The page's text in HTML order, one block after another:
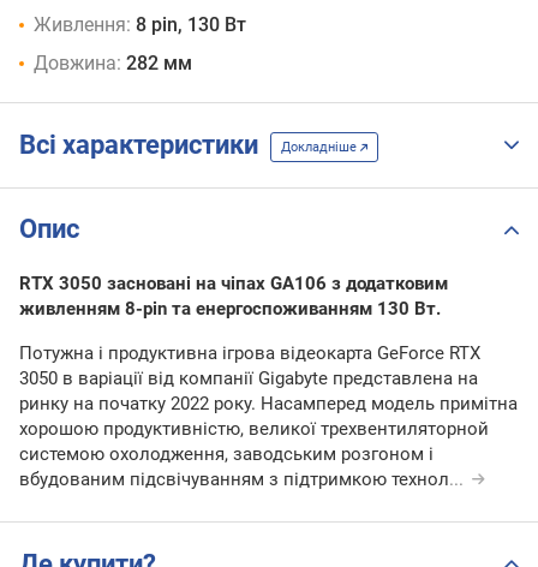
Живлення: 8 pin, 130 Вт
Довжина: 282 мм
Всі характеристики Докладніше
Опис
RTX 3050 засновані на чіпах GA106 з додатковим
живленням 8-pin та енергоспоживанням 130 Вт.
Потужна і продуктивна ігрова відеокарта GeForce RTX
3050 в варіації від компанії Gigabyte представлена на
ринку на початку 2022 року. Насамперед модель примітна
хорошою продуктивністю, великої трехвентиляторной
системою охолодження, заводським розгоном і
вбудованим підсвічуванням з підтримкою технол...